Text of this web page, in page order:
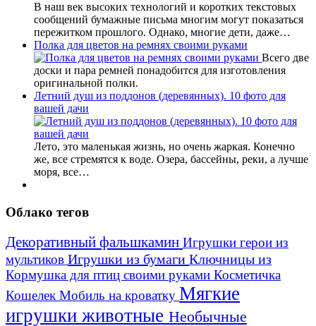
В наш век высоких технологий и коротких текстовых
сообщений бумажные письма многим могут показаться
пережитком прошлого. Однако, многие дети, даже…
Полка для цветов на ремнях своими руками
Всего две
доски и пара ремней понадобится для изготовления
оригинальной полки.
Летний душ из поддонов (деревянных). 10 фото для
вашей дачи
Лето, это маленькая жизнь, но очень жаркая. Конечно
же, все стремятся к воде. Озера, бассейны, реки, а лучше
моря, все…
Облако тегов
Декоративный фальшкамин Игрушки герои из
мультиков Игрушки из бумаги Ключницы из
Кормушка для птиц своими руками Косметичка
Кошелек Мобиль на кроватку Мягкие
игрушки животные Необычные